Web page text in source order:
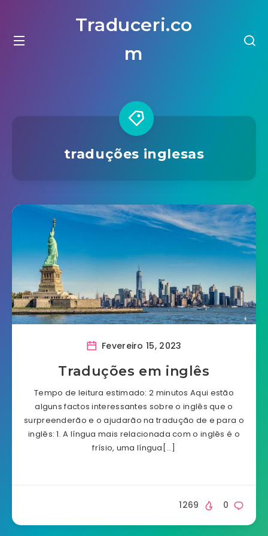
Traduceri.co
m
traduções inglesas
Fevereiro 15, 2023
Traduções em inglês
Tempo de leitura estimado: 2 minutos Aqui estão
alguns factos interessantes sobre o inglês que o
surpreenderão e o ajudarão na tradução de e para o
inglês: 1. A língua mais relacionada com o inglês é o
frísio, uma língua[…]
0
1269